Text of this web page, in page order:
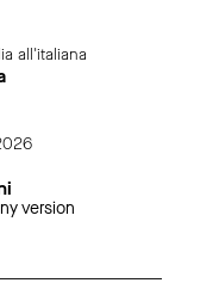
all'italiana
version